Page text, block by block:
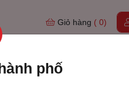
Giỏ hàng ( 0)
phố